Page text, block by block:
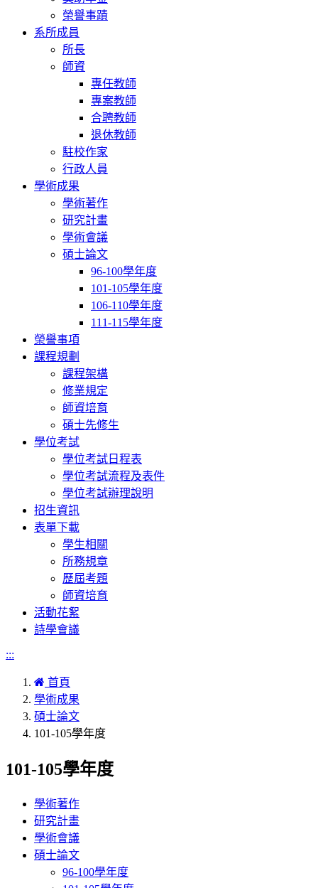
榮譽事蹟
系所成員
所長
師資
專任教師
專案教師
合聘教師
退休教師
駐校作家
行政人員
學術成果
學術著作
研究計畫
學術會議
碩士論文
96-100學年度
101-105學年度
106-110學年度
111-115學年度
榮譽事項
課程規劃
課程架構
修業規定
師資培育
碩士先修生
學位考試
學位考試日程表
學位考試流程及表件
學位考試辦理說明
招生資訊
表單下載
學生相關
所務規章
歷屆考題
師資培育
活動花絮
詩學會議
:::
首頁
學術成果
碩士論文
101-105學年度
101-105學年度
學術著作
研究計畫
學術會議
碩士論文
96-100學年度